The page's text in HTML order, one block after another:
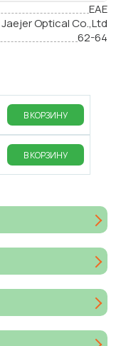
EAE
Optical Co.,Ltd
62-64
В КОРЗИНУ
В КОРЗИНУ